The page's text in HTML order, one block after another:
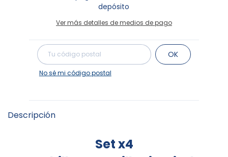
depósito
Ver más detalles de medios de pago
Entregas para el CP: Cambiar CP
OK
No sé mi código postal
Descripción
Set x4